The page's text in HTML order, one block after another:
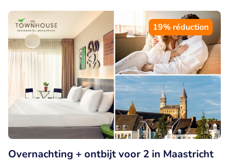
19% réduction
Overnachting + ontbijt voor 2 in Maastricht